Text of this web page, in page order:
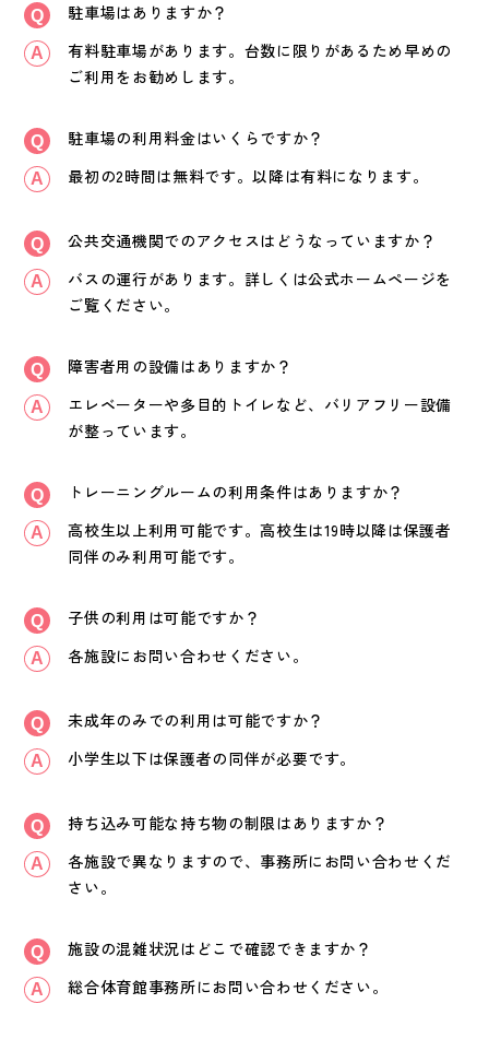
駐車場はありますか？
有料駐車場があります。台数に限りがあるため早めの
ご利用をお勧めします。
駐車場の利用料金はいくらですか？
最初の2時間は無料です。以降は有料になります。
公共交通機関でのアクセスはどうなっていますか？
バスの運行があります。詳しくは公式ホームページを
ご覧ください。
障害者用の設備はありますか？
エレベーターや多目的トイレなど、バリアフリー設備
が整っています。
トレーニングルームの利用条件はありますか？
高校生以上利用可能です。高校生は19時以降は保護者
同伴のみ利用可能です。
子供の利用は可能ですか？
各施設にお問い合わせください。
未成年のみでの利用は可能ですか？
小学生以下は保護者の同伴が必要です。
持ち込み可能な持ち物の制限はありますか？
各施設で異なりますので、事務所にお問い合わせくだ
さい。
施設の混雑状況はどこで確認できますか？
総合体育館事務所にお問い合わせください。